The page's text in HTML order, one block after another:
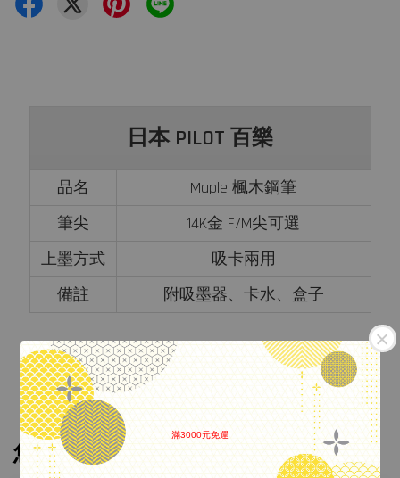
滿3000元免運
日本 PILOT 百樂
品名
Maple 楓木鋼筆
筆尖
14K金 F/M尖可選
上墨方式
吸卡兩用
備註
附吸墨器、卡水、盒子
您可能也喜歡